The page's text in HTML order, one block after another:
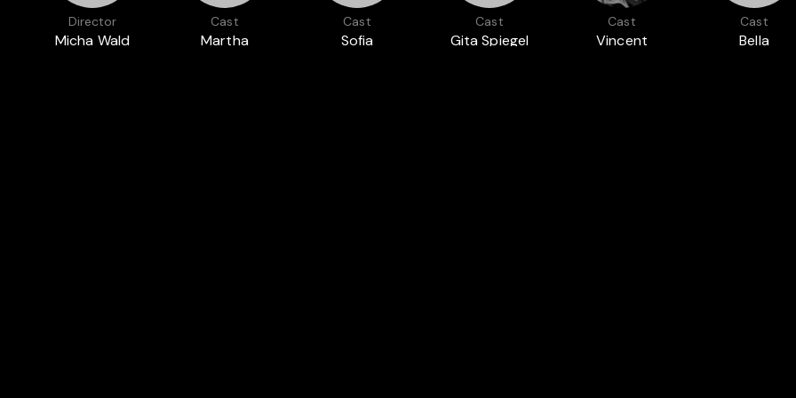
Director
Micha Wald
Cast
Martha
Cast
Sofia
Cast
Gita Spiegel
Cast
Vincent
Cast
Bella